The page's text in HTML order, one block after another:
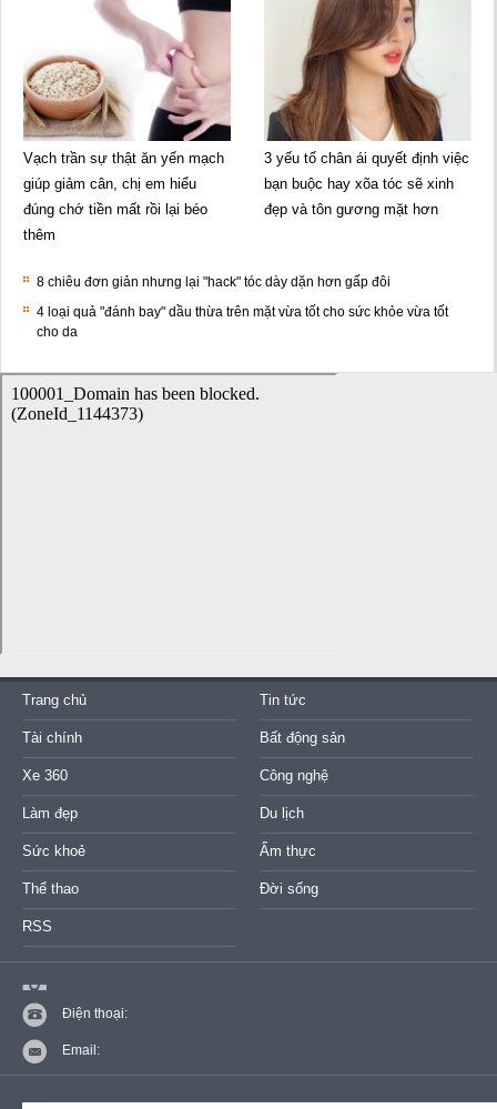
Vạch trần sự thật ăn yến mạch
giúp giảm cân, chị em hiểu
đúng chớ tiền mất rồi lại béo
thêm
3 yếu tố chân ái quyết định việc
bạn buộc hay xõa tóc sẽ xinh
đẹp và tôn gương mặt hơn
8 chiêu đơn giản nhưng lại "hack" tóc dày dặn hơn gấp đôi
4 loại quả "đánh bay" dầu thừa trên mặt vừa tốt cho sức khỏe vừa tốt
cho da
Trang chủ Tin tức
Tài chính Bất động sản
Xe 360 Công nghệ
Làm đẹp Du lịch
Sức khoẻ Ẩm thực
Thể thao Đời sống
RSS
Điện thoại:
Email: